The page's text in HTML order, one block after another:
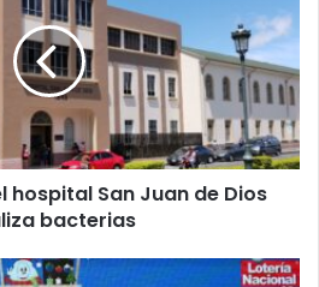
hospital San Juan de Dios
bacterias